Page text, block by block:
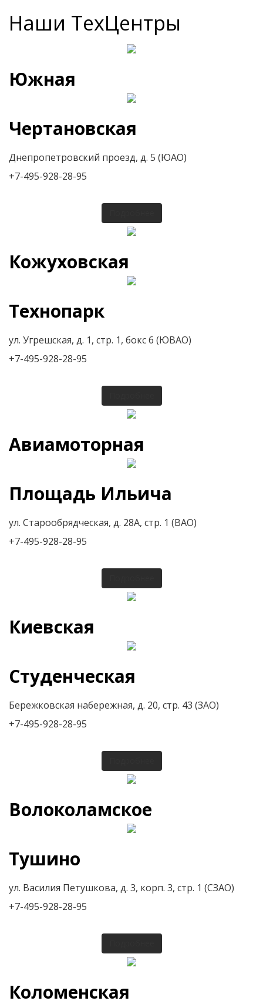
Наши ТехЦентры
Южная
Чертановская
Днепропетровский проезд, д. 5 (ЮАО)
+7-495-928-28-95
Кожуховская
Технопарк
ул. Угрешская, д. 1, стр. 1, бокс 6 (ЮВАО)
+7-495-928-28-95
Авиамоторная
Площадь Ильича
ул. Старообрядческая, д. 28А, стр. 1 (ВАО)
+7-495-928-28-95
Киевская
Студенческая
Бережковская набережная, д. 20, стр. 43 (ЗАО)
+7-495-928-28-95
Волоколамское
Тушино
ул. Василия Петушкова, д. 3, корп. 3, стр. 1 (СЗАО)
+7-495-928-28-95
Коломенская